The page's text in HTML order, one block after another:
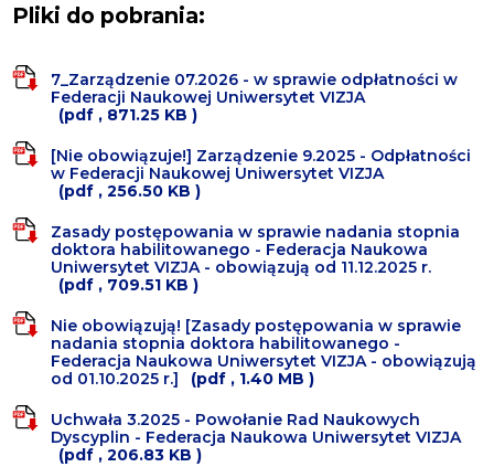
Pliki do pobrania:
7_Zarządzenie 07.2026 - w sprawie odpłatności w
Federacji Naukowej Uniwersytet VIZJA
(pdf , 871.25 KB )
[Nie obowiązuje!] Zarządzenie 9.2025 - Odpłatności
w Federacji Naukowej Uniwersytet VIZJA
(pdf , 256.50 KB )
Zasady postępowania w sprawie nadania stopnia
doktora habilitowanego - Federacja Naukowa
Uniwersytet VIZJA - obowiązują od 11.12.2025 r.
(pdf , 709.51 KB )
Nie obowiązują! [Zasady postępowania w sprawie
nadania stopnia doktora habilitowanego -
Federacja Naukowa Uniwersytet VIZJA - obowiązują
od 01.10.2025 r.]
(pdf , 1.40 MB )
Uchwała 3.2025 - Powołanie Rad Naukowych
Dyscyplin - Federacja Naukowa Uniwersytet VIZJA
(pdf , 206.83 KB )